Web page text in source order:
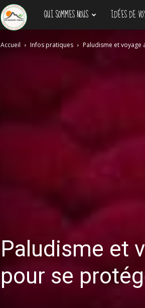
Agence
de
QUI SOMMES NOUS IDÉES DE
Accueil Infos pratiques Paludisme et voyage
Paludisme et
pour se